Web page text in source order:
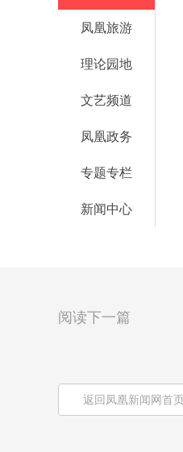
凤凰旅游
理论园地
文艺频道
凤凰政务
专题专栏
新闻中心
阅读下一篇
返回凤凰新闻网首页